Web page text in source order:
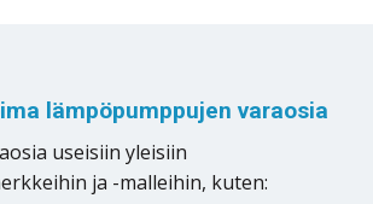
lämpöpumppujen varaosia
useisiin yleisiin
ja -malleihin, kuten: